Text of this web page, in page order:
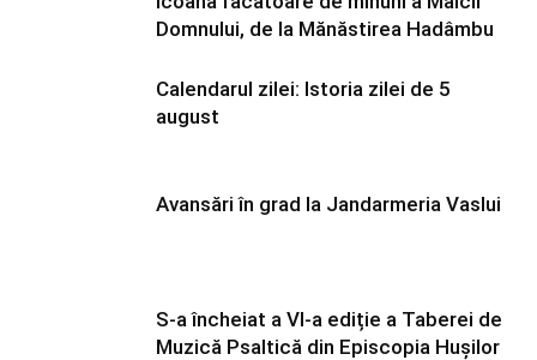
Domnului, de la Mănăstirea Hadâmbu
Calendarul zilei: Istoria zilei de 5
august
Avansări în grad la Jandarmeria Vaslui
S-a încheiat a VI-a ediție a Taberei de
Muzică Psaltică din Episcopia Hușilor